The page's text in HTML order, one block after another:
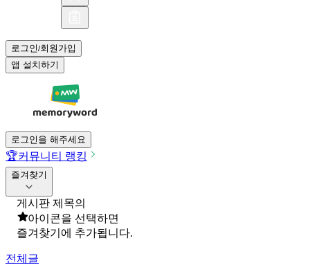
로그인/회원가입
앱 설치하기
로그인을 해주세요
🏆커뮤니티 랭킹
즐겨찾기
게시판 제목의
아이콘을 선택하면
즐겨찾기에 추가됩니다.
전체글